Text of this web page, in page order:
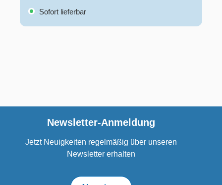
Sofort lieferbar
Newsletter-Anmeldung
Jetzt Neuigkeiten regelmäßig über unseren
Newsletter erhalten